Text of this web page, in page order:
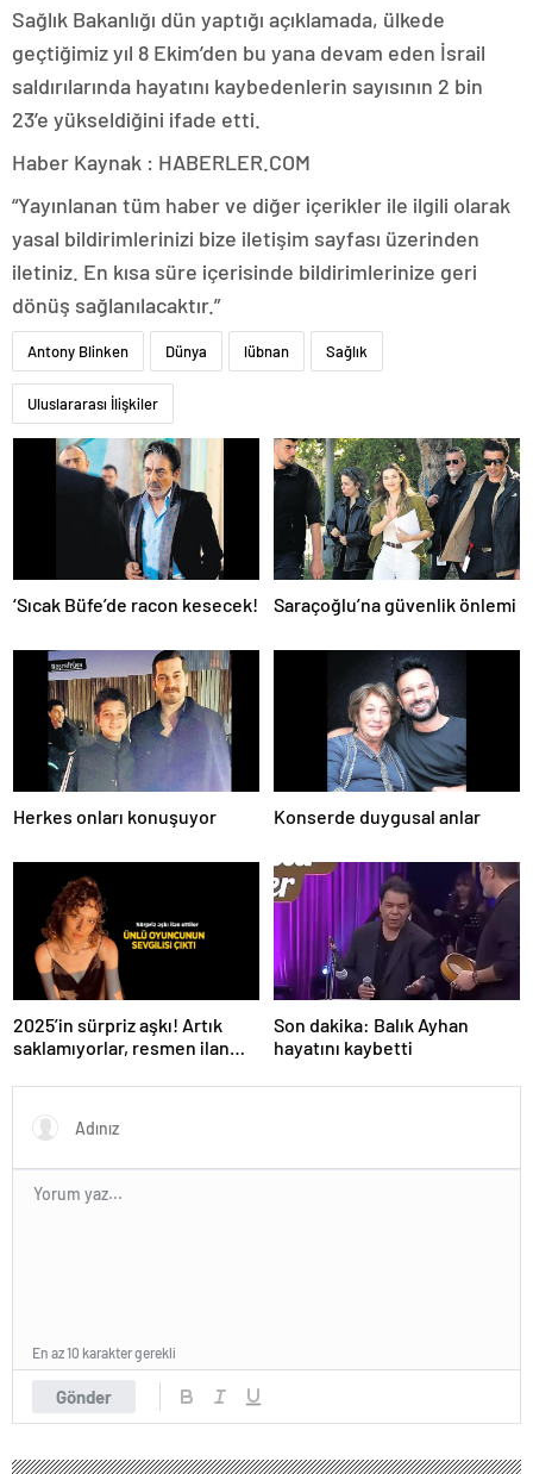
Sağlık Bakanlığı dün yaptığı açıklamada, ülkede
geçtiğimiz yıl 8 Ekim’den bu yana devam eden İsrail
saldırılarında hayatını kaybedenlerin sayısının 2 bin
23’e yükseldiğini ifade etti.
Haber Kaynak : HABERLER.COM
“Yayınlanan tüm haber ve diğer içerikler ile ilgili olarak
yasal bildirimlerinizi bize iletişim sayfası üzerinden
iletiniz. En kısa süre içerisinde bildirimlerinize geri
dönüş sağlanılacaktır.”
Antony Blinken Dünya lübnan Sağlık
Uluslararası İlişkiler
‘Sıcak Büfe’de racon kesecek! Saraçoğlu’na güvenlik önlemi
Herkes onları konuşuyor Konserde duygusal anlar
2025’in sürpriz aşkı! Artık
saklamıyorlar, resmen ilan
Son dakika: Balık Ayhan
hayatını kaybetti
Gönder
En az 10 karakter gerekli